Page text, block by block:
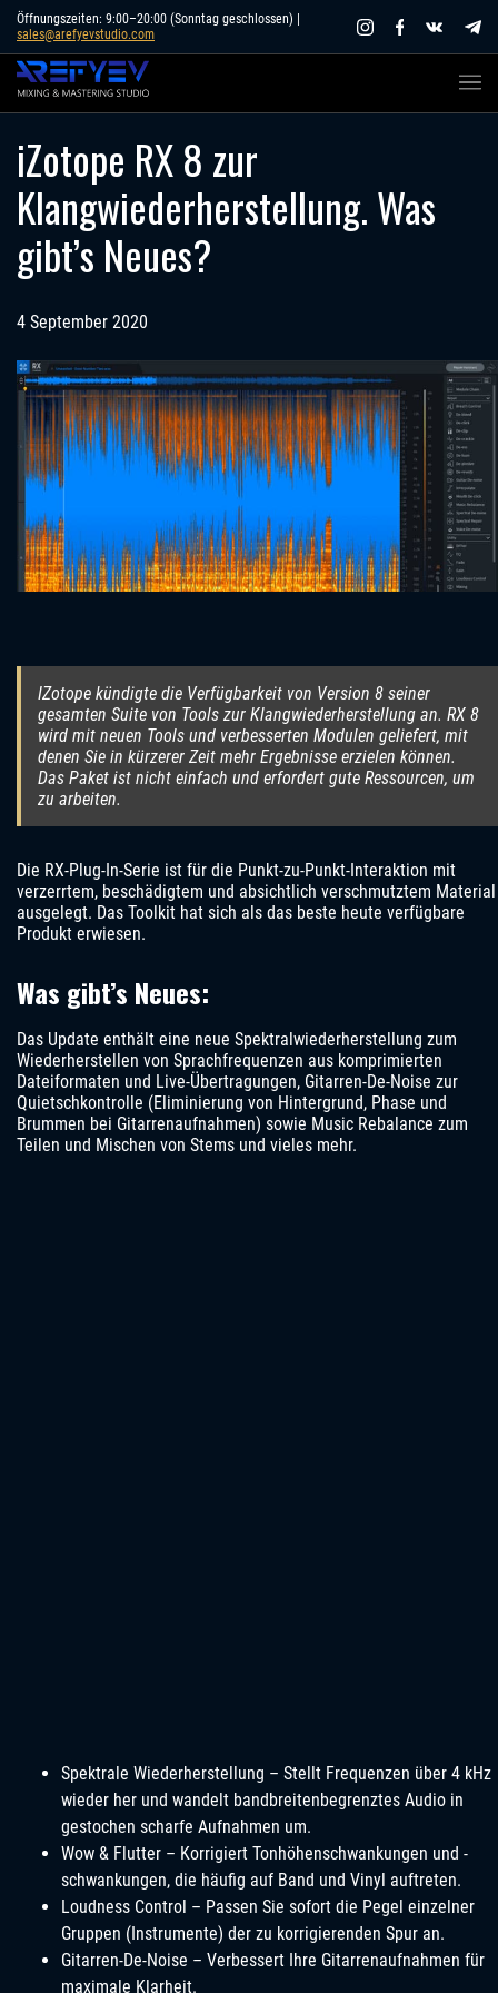
Skip
content
Öffnungszeiten: 9:00–20:00 (Sonntag geschlossen) |
sales@arefyevstudio.com
iZotope RX 8 zur
Klangwiederherstellung. Was
gibt’s Neues?
4 September 2020
IZotope kündigte die Verfügbarkeit von Version 8 seiner
gesamten Suite von Tools zur Klangwiederherstellung an. RX 8
wird mit neuen Tools und verbesserten Modulen geliefert, mit
denen Sie in kürzerer Zeit mehr Ergebnisse erzielen können.
Das Paket ist nicht einfach und erfordert gute Ressourcen, um
zu arbeiten.
Die RX-Plug-In-Serie ist für die Punkt-zu-Punkt-Interaktion mit
verzerrtem, beschädigtem und absichtlich verschmutztem Material
ausgelegt. Das Toolkit hat sich als das beste heute verfügbare
Produkt erwiesen.
Was gibt’s Neues:
Das Update enthält eine neue Spektralwiederherstellung zum
Wiederherstellen von Sprachfrequenzen aus komprimierten
Dateiformaten und Live-Übertragungen, Gitarren-De-Noise zur
Quietschkontrolle (Eliminierung von Hintergrund, Phase und
Brummen bei Gitarrenaufnahmen) sowie Music Rebalance zum
Teilen und Mischen von Stems und vieles mehr.
Spektrale Wiederherstellung – Stellt Frequenzen über 4 kHz
wieder her und wandelt bandbreitenbegrenztes Audio in
gestochen scharfe Aufnahmen um.
Wow & Flutter – Korrigiert Tonhöhenschwankungen und -
schwankungen, die häufig auf Band und Vinyl auftreten.
Loudness Control – Passen Sie sofort die Pegel einzelner
Gruppen (Instrumente) der zu korrigierenden Spur an.
Gitarren-De-Noise – Verbessert Ihre Gitarrenaufnahmen für
maximale Klarheit.